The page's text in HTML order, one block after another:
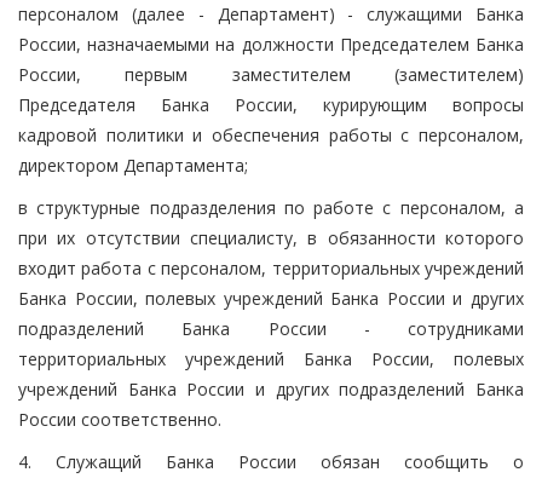
персоналом (далее - Департамент) - служащими Банка
России, назначаемыми на должности Председателем Банка
России, первым заместителем (заместителем)
Председателя Банка России, курирующим вопросы
кадровой политики и обеспечения работы с персоналом,
директором Департамента;
в структурные подразделения по работе с персоналом, а
при их отсутствии специалисту, в обязанности которого
входит работа с персоналом, территориальных учреждений
Банка России, полевых учреждений Банка России и других
подразделений Банка России - сотрудниками
территориальных учреждений Банка России, полевых
учреждений Банка России и других подразделений Банка
России соответственно.
4. Служащий Банка России обязан сообщить о